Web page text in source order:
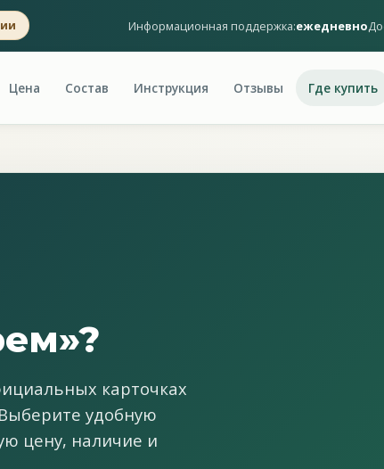
Информационная поддержка:ежедневно
Цена Состав Инструкция Отзывы Где купить
карточках
удобную
цену, наличие и